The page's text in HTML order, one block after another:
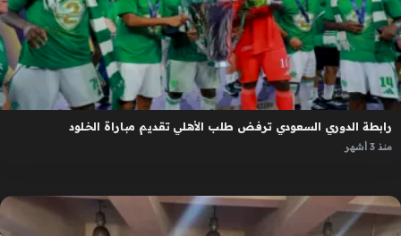
رابطة الدوري السعودي ترفض طلب الأهلي تقديم مباراة الخلود
منذ 3 أشهر